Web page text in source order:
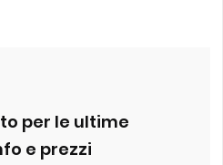
per le ultime
e prezzi